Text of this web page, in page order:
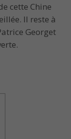
cette Chine
Il reste à
Georget